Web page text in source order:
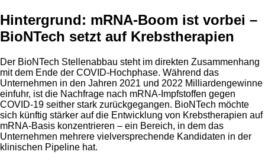
Hintergrund: mRNA-Boom ist vorbei –
BioNTech setzt auf Krebstherapien
Der BioNTech Stellenabbau steht im direkten Zusammenhang
mit dem Ende der COVID-Hochphase. Während das
Unternehmen in den Jahren 2021 und 2022 Milliardengewinne
einfuhr, ist die Nachfrage nach mRNA-Impfstoffen gegen
COVID-19 seither stark zurückgegangen. BioNTech möchte
sich künftig stärker auf die Entwicklung von Krebstherapien auf
mRNA-Basis konzentrieren – ein Bereich, in dem das
Unternehmen mehrere vielversprechende Kandidaten in der
klinischen Pipeline hat.